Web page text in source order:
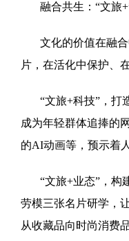
融合共生：“文旅
文化的价值在融
片，在活化中保护、
“文旅+科技”，打
成为年轻群体追捧的
的AI动画等，预示着
“文旅+业态”，构
劳模三张名片研学，
从收藏品向时尚消费